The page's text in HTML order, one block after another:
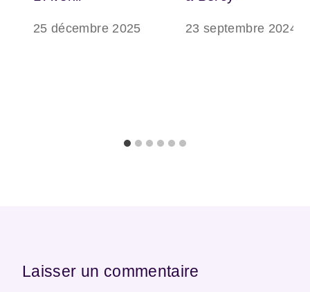
25 décembre 2025 23 septembre 2024
Laisser un commentaire